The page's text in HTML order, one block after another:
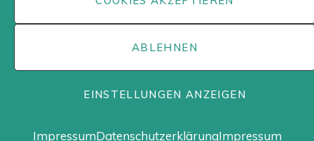
ABLEHNEN
EINSTELLUNGEN ANZEIGEN
ImpressumDatenschutzerklärungImpressum
© DAILY GUSTO •KONTAKT•IMPRESSUM•DATENSCHUTZ•